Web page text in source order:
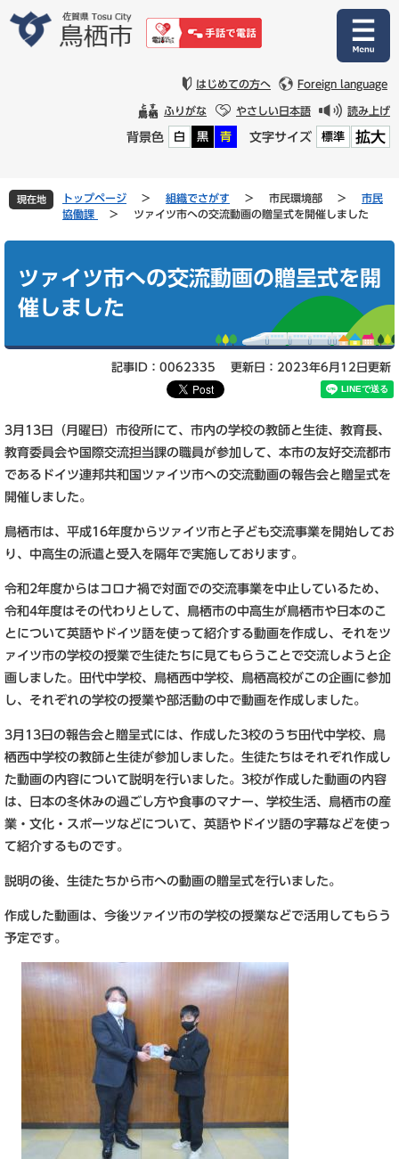
文
はじめての方へ Foreign language
ふりがな やさしい日本語 読み上げ
背景色 白 黒 青 文字サイズ 標準 拡大
現在地 トップページ > 組織でさがす > 市民環境部 >
市民
協働課
> ツァイツ市への交流動画の贈呈式を開催しました
ツァイツ市への交流動画の贈呈式を開
催しました
記事ID：0062335 更新日：2023年6月12日更新
3月13日（月曜日）市役所にて、市内の学校の教師と生徒、教育長、
教育委員会や国際交流担当課の職員が参加して、本市の友好交流都市
であるドイツ連邦共和国ツァイツ市への交流動画の報告会と贈呈式を
開催しました。
鳥栖市は、平成16年度からツァイツ市と子ども交流事業を開始してお
り、中高生の派遣と受入を隔年で実施しております。
令和2年度からはコロナ禍で対面での交流事業を中止しているため、
令和4年度はその代わりとして、鳥栖市の中高生が鳥栖市や日本のこ
とについて英語やドイツ語を使って紹介する動画を作成し、それをツ
ァイツ市の学校の授業で生徒たちに見てもらうことで交流しようと企
画しました。田代中学校、鳥栖西中学校、鳥栖高校がこの企画に参加
し、それぞれの学校の授業や部活動の中で動画を作成しました。
3月13日の報告会と贈呈式には、作成した3校のうち田代中学校、鳥
栖西中学校の教師と生徒が参加しました。生徒たちはそれぞれ作成し
た動画の内容について説明を行いました。3校が作成した動画の内容
は、日本の冬休みの過ごし方や食事のマナー、学校生活、鳥栖市の産
業・文化・スポーツなどについて、英語やドイツ語の字幕などを使っ
て紹介するものです。
説明の後、生徒たちから市への動画の贈呈式を行いました。
作成した動画は、今後ツァイツ市の学校の授業などで活用してもらう
予定です。